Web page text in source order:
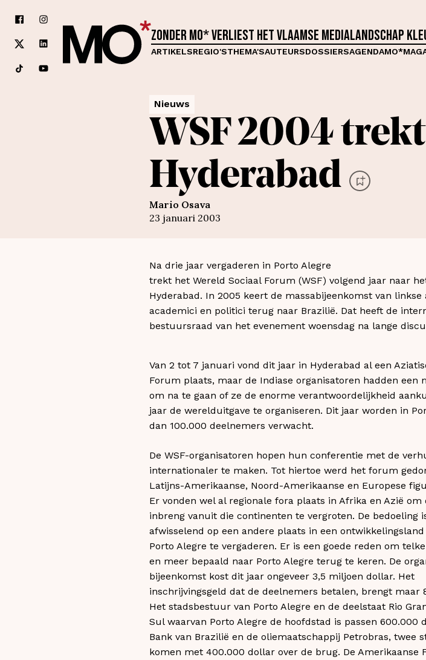
Zonder MO* verliest het Vlaamse medialandschap
ARTIKELSREGIO'STHEMA'SAUTEURSDOSSIERSAGENDA
Nieuws
WSF 2004
Hyderabad
Mario Osava
23 januari 2003
Na drie jaar vergaderen in Porto Alegre
trekt het Wereld Sociaal Forum (WSF) volgend jaar naar
Hyderabad. In 2005 keert de massabijeenkomst van linkse
academici en politici terug naar Brazilië. Dat heeft de
bestuursraad van het evenement woensdag na lange
Van 2 tot 7 januari vond dit jaar in Hyderabad al een
Forum plaats, maar de Indiase organisatoren hadden een
om na te gaan of ze de enorme verantwoordelijkheid
jaar de werelduitgave te organiseren. Dit jaar worden in
dan 100.000 deelnemers verwacht.
De WSF-organisatoren hopen hun conferentie met de
internationaler te maken. Tot hiertoe werd het forum
Latijns-Amerikaanse, Noord-Amerikaanse en Europese
Er vonden wel al regionale fora plaats in Afrika en Azië om
inbreng vanuit die continenten te vergroten. De bedoeling
afwisselend op een andere plaats in een
Porto Alegre te vergaderen. Er is een goede reden om
en meer bepaald naar Porto Alegre terug te keren. De
bijeenkomst kost dit jaar ongeveer 3,5 miljoen dollar. Het
inschrijvingsgeld dat de deelnemers betalen, brengt maar
Het stadsbestuur van Porto Alegre en de deelstaat Rio
Sul waarvan Porto Alegre de hoofdstad is passen 600.000
Bank van Brazilië en de oliemaatschappij Petrobras, twee
komen met 400.000 dollar over de brug. De Amerikaanse